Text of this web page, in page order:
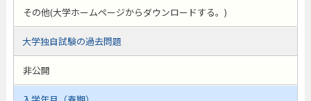
その他(大学ホームページからダウンロードする。)
大学独自試験の過去問題
非公開